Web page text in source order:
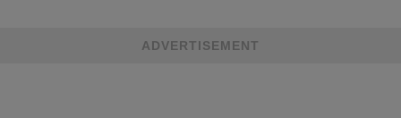
ADVERTISEMENT